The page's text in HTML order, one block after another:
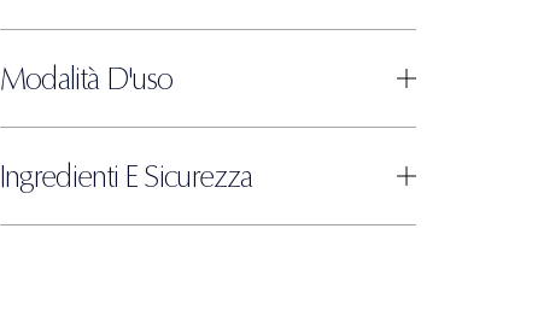
Modalità D'uso
Ingredienti E Sicurezza